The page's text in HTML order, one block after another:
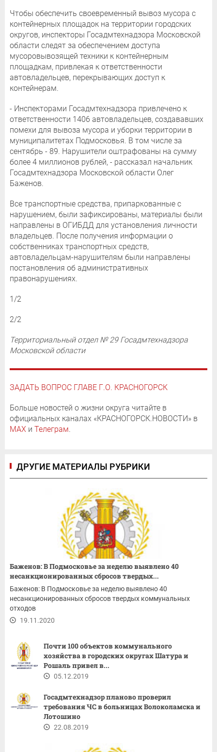
Чтобы обеспечить своевременный вывоз мусора с
контейнерных площадок на территории городских
округов, инспекторы Госадмтехнадзора Московской
области следят за обеспечением доступа
мусоровывозящей техники к контейнерным
площадкам, привлекая к ответственности
автовладельцев, перекрывающих доступ к
контейнерам.
- Инспекторами Госадмтехнадзора привлечено к
ответственности 1406 автовладельцев, создававших
помехи для вывоза мусора и уборки территории в
муниципалитетах Подмосковья. В том числе за
сентябрь - 89. Нарушители оштрафованы на сумму
более 4 миллионов рублей, - рассказал начальник
Госадмтехнадзора Московской области Олег
Баженов.
Все транспортные средства, припаркованные с
нарушением, были зафиксированы, материалы были
направлены в ОГИБДД для установления личности
владельцев. После получения информации о
собственниках транспортных средств,
автовладельцам-нарушителям были направлены
постановления об административных
правонарушениях.
1/2
2/2
Территориальный отдел № 29 Госадмтехнадзора
Московской области
ЗАДАТЬ ВОПРОС ГЛАВЕ Г.О. КРАСНОГОРСК
Больше новостей о жизни округа читайте в
официальных каналах «КРАСНОГОРСК.НОВОСТИ» в
MAX и Телеграм.
ДРУГИЕ МАТЕРИАЛЫ РУБРИКИ
Баженов: В Подмосковье за неделю выявлено 40
несанкционированных сбросов твердых...
Баженов: В Подмосковье за неделю выявлено 40
несанкционированных сбросов твердых коммунальных
отходов
19.11.2020
Почти 100 объектов коммунального
хозяйства в городских округах Шатура и
Рошаль привел в...
05.12.2019
Госадмтехнадзор планово проверил
требования ЧС в больницах Волоколамска и
Лотошино
22.08.2019